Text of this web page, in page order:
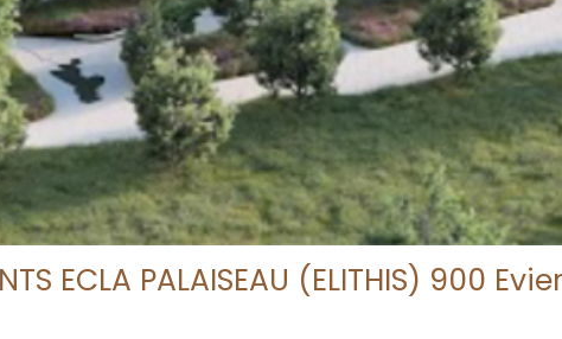
ECLA PALAISEAU (ELITHIS) 900